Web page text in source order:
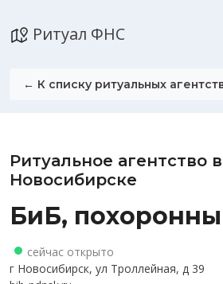
Ритуал ФНС
← К списку ритуальных
Ритуальное агентство в
Новосибирске
БиБ,
сейчас открыто
г Новосибирск, ул Троллейная, д 39